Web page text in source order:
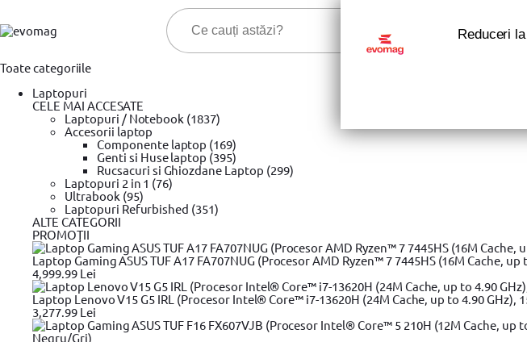
Toate categoriile
Laptopuri
CELE MAI ACCESATE
Laptopuri / Notebook (1837)
Accesorii laptop
Componente laptop (169)
Genti si Huse laptop (395)
Rucsacuri si Ghiozdane Laptop (299)
Laptopuri 2 in 1 (76)
Ultrabook (95)
Laptopuri Refurbished (351)
ALTE CATEGORII
PROMOŢII
Laptop Gaming ASUS TUF A17 FA707NUG (Procesor AMD Ryzen™ 7 7445HS (16M Cache,
4,999.99 Lei
Laptop Lenovo V15 G5 IRL (Procesor Intel® Core™ i7-13620H (24M Cache, up to 4.90 GHz),
3,277.99 Lei
Prima pagina »Gradinarit »Unelte de gradina
Aspersor oscilant cu reglare multidirectionala, VERTO, 15G773, 16 duze
Reduceri